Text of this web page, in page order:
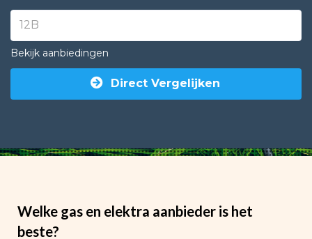
Bekijk aanbiedingen
Direct Vergelijken
Welke gas en elektra aanbieder is het
beste?